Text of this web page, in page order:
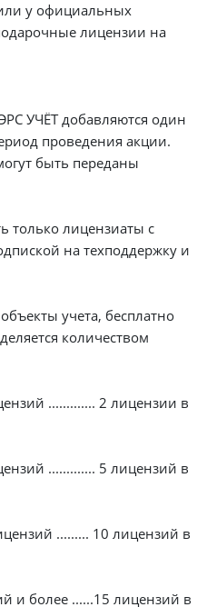
у официальных
лицензии на
УЧЁТ добавляются один
проведения акции.
быть переданы
только лицензиаты с
на техподдержку и
учета, бесплатно
количеством
............. 2 лицензии в
............. 5 лицензий в
......... 10 лицензий в
и более ......15 лицензий в